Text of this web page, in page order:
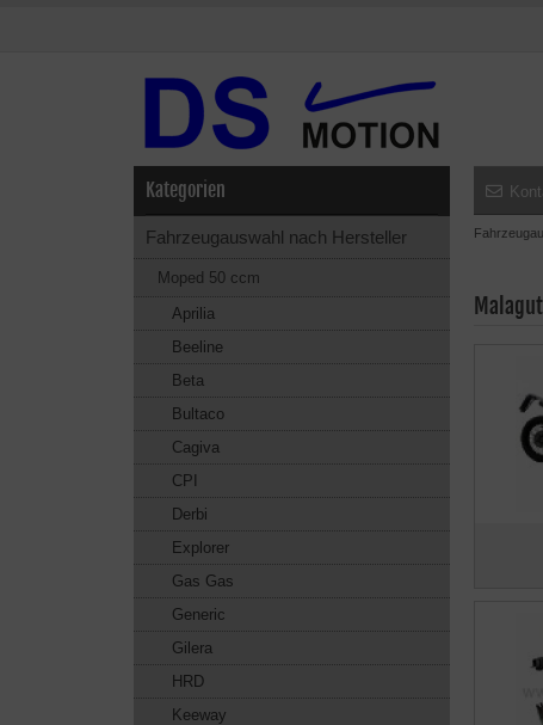
Kategorien
Fahrzeugauswahl nach Hersteller
Moped 50 ccm
Aprilia
Beeline
Beta
Bultaco
Cagiva
CPI
Derbi
Explorer
Gas Gas
Generic
Gilera
HRD
Keeway